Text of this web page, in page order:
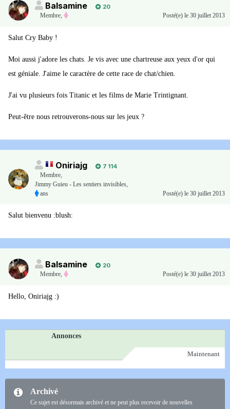
Balsamine
20
Membre, Posté(e) le 30 juillet 2013
Salut Cry Baby !
Moi aussi j'adore les chats. Je vis avec une chartreuse aux yeux d'or qui
est géniale. J'aime le caractère de cette race de chat/chien.
J'ai vu plusieurs fois Titanic et les films de Marie Trintignant.
Peut-être nous retrouverons-nous sur les jeux ?
Oniriajg
7 114
Membre,
Jimmy Guieu - Les sentiers invisibles,
ans
Posté(e) le 30 juillet 2013
Salut bienvenu :blush:
Balsamine
20
Membre, Posté(e) le 30 juillet 2013
Hello, Oniriajg :)
Annonces
Maintenant
Archivé
Ce sujet est désormais archivé et ne peut plus recevoir de nouvelles